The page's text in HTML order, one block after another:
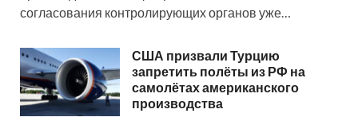
согласования контролирующих органов уже…
США призвали Турцию
запретить полёты из РФ на
самолётах американского
производства